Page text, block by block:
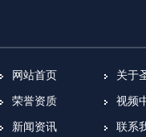
网站首页 关于
荣誉资质 视频
新闻资讯 联系